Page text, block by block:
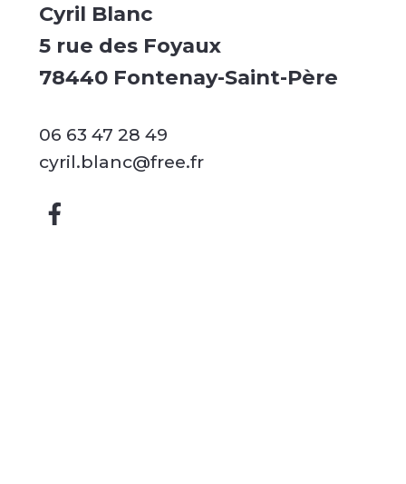
Cyril Blanc
5 rue des Foyaux
78440 Fontenay-Saint-Père
06 63 47 28 49
cyril.blanc@free.fr